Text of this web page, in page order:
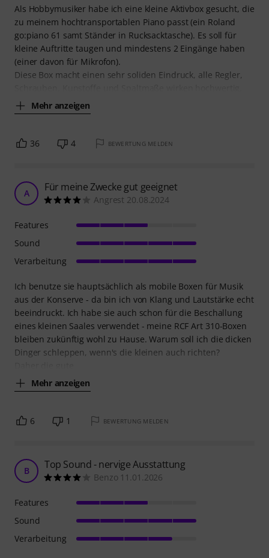
Als Hobbymusiker habe ich eine kleine Aktivbox gesucht, die
zu meinem hochtransportablen Piano passt (ein Roland
go:piano 61 samt Ständer in Rucksacktasche). Es soll für
kleine Auftritte taugen und mindestens 2 Eingänge haben
(einer davon für Mikrofon).
Diese Box macht einen sehr soliden Eindruck, alle Regler,
Mehr anzeigen
36 4 BEWERTUNG MELDEN
A Für meine Zwecke gut geeignet
Angrest 20.08.2024
Ich benutze sie hauptsächlich als mobile Boxen für Musik
aus der Konserve - da bin ich von Klang und Lautstärke echt
beeindruckt. Ich habe sie auch schon für die Beschallung
eines kleinen Saales verwendet - meine RCF Art 310-Boxen
bleiben zukünftig wohl zu Hause. Warum soll ich die dicken
Dinger schleppen, wenn's die kleinen auch richten?
Mehr anzeigen
Features
Sound
Verarbeitung
6 1 BEWERTUNG MELDEN
B Top Sound - nervige Ausstattung
Benzo 11.01.2026
Features
Sound
Verarbeitung